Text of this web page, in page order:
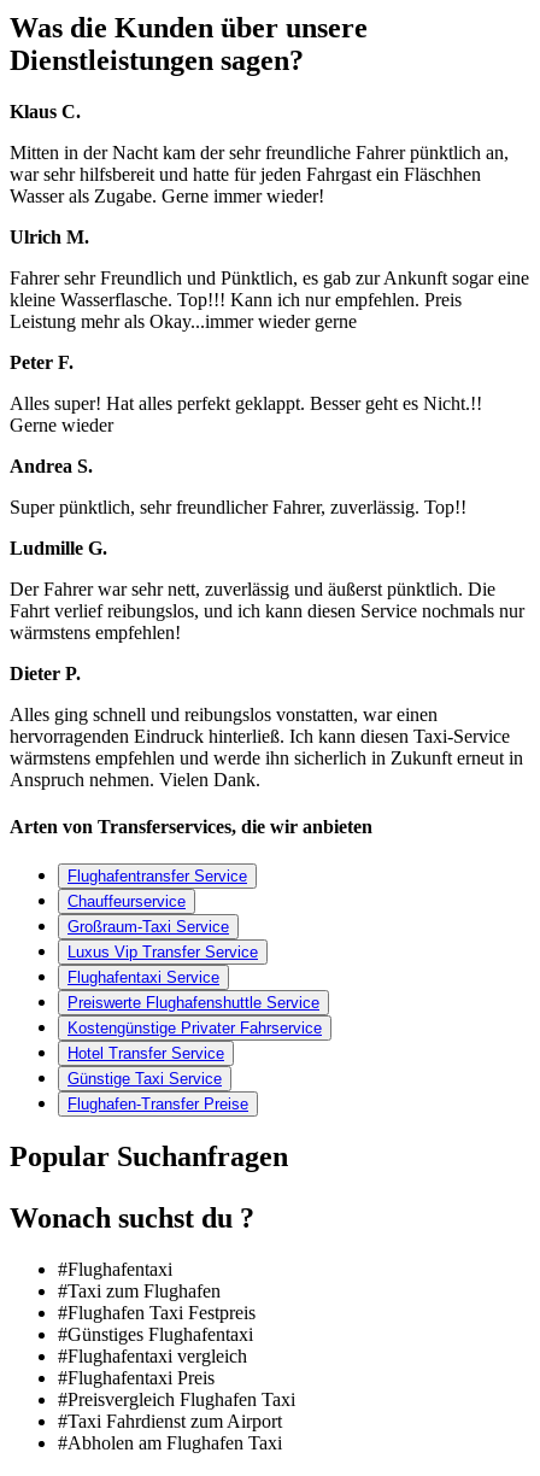
Was die Kunden über unsere
Dienstleistungen sagen?
Klaus C.
Mitten in der Nacht kam der sehr freundliche Fahrer pünktlich an,
war sehr hilfsbereit und hatte für jeden Fahrgast ein Fläschhen
Wasser als Zugabe. Gerne immer wieder!
Ulrich M.
Fahrer sehr Freundlich und Pünktlich, es gab zur Ankunft sogar eine
kleine Wasserflasche. Top!!! Kann ich nur empfehlen. Preis
Leistung mehr als Okay...immer wieder gerne
Peter F.
Alles super! Hat alles perfekt geklappt. Besser geht es Nicht.!!
Gerne wieder
Andrea S.
Super pünktlich, sehr freundlicher Fahrer, zuverlässig. Top!!
Ludmille G.
Der Fahrer war sehr nett, zuverlässig und äußerst pünktlich. Die
Fahrt verlief reibungslos, und ich kann diesen Service nochmals nur
wärmstens empfehlen!
Dieter P.
Alles ging schnell und reibungslos vonstatten, war einen
hervorragenden Eindruck hinterließ. Ich kann diesen Taxi-Service
wärmstens empfehlen und werde ihn sicherlich in Zukunft erneut in
Anspruch nehmen. Vielen Dank.
Arten von Transferservices, die wir anbieten
Flughafentransfer Service
Chauffeurservice
Großraum-Taxi Service
Luxus Vip Transfer Service
Flughafentaxi Service
Preiswerte Flughafenshuttle Service
Kostengünstige Privater Fahrservice
Hotel Transfer Service
Günstige Taxi Service
Flughafen-Transfer Preise
Popular Suchanfragen
Wonach suchst du ?
#Flughafentaxi
#Taxi zum Flughafen
#Flughafen Taxi Festpreis
#Günstiges Flughafentaxi
#Flughafentaxi vergleich
#Flughafentaxi Preis
#Preisvergleich Flughafen Taxi
#Taxi Fahrdienst zum Airport
#Abholen am Flughafen Taxi